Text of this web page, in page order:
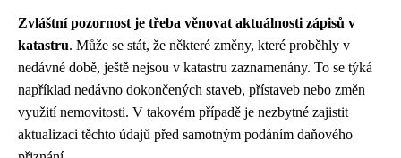
Zvláštní pozornost je třeba věnovat aktuálnosti zápisů v
katastru. Může se stát, že některé změny, které proběhly v
nedávné době, ještě nejsou v katastru zaznamenány. To se týká
například nedávno dokončených staveb, přístaveb nebo změn
využití nemovitosti. V takovém případě je nezbytné zajistit
aktualizaci těchto údajů před samotným podáním daňového